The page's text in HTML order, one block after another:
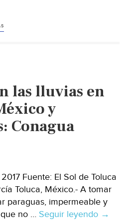
las lluvias en
y
Conagua
Fuente: El Sol de Toluca
Toluca, México.- A tomar
paraguas, impermeable y
no … Seguir leyendo →